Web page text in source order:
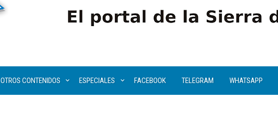
OTROS CONTENIDOS ESPECIALES FACEBOOK TELEGRAM WHATSAPP